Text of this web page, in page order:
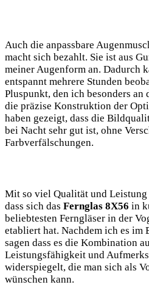
Auch die anpassbare
macht sich bezahlt. Sie ist aus
meiner Augenform an. Dadurch
entspannt mehrere Stunden
Pluspunkt, den ich besonders an
die präzise Konstruktion der
haben gezeigt, dass die
bei Nacht sehr gut ist, ohne
Farbverfälschungen.
Mit so viel Qualität und
dass sich das Fernglas 8X56 in
beliebtesten Ferngläser in der
etabliert hat. Nachdem ich es im
sagen dass es die Kombination
Leistungsfähigkeit und
widerspiegelt, die man sich als
wünschen kann.